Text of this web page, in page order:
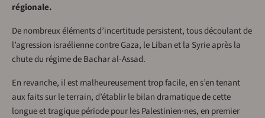
régionale.
De nombreux éléments d’incertitude persistent, tous découlant de
l’agression israélienne contre Gaza, le Liban et la Syrie après la
chute du régime de Bachar al-Assad.
En revanche, il est malheureusement trop facile, en s’en tenant
aux faits sur le terrain, d’établir le bilan dramatique de cette
longue et tragique période pour les Palestinien·nes, en premier